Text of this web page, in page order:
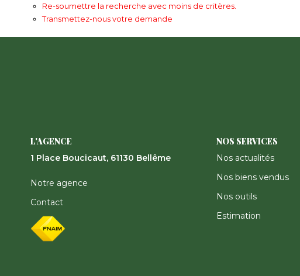
Re-soumettre la recherche avec moins de critères.
Transmettez-nous votre demande
L'AGENCE
1 Place Boucicaut, 61130 Bellême
Notre agence
Contact
NOS SERVICES
Nos actualités
Nos biens vendus
Nos outils
Estimation